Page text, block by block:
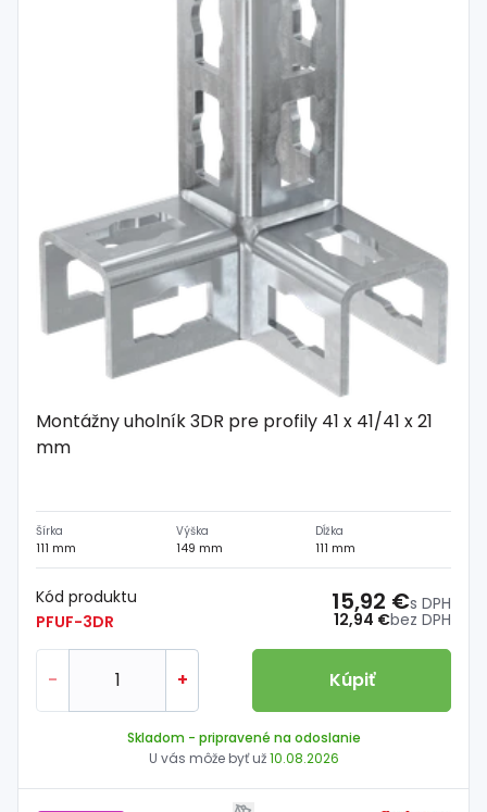
Montážny uholník 3DR pre profily 41 x 41/41 x 21
mm
Šírka
111 mm
Výška
149 mm
Dĺžka
111 mm
Kód produktu
PFUF-3DR
12,94 €bez DPH
15,92 €s DPH
- + Kúpiť
Skladom - pripravené na odoslanie
U vás môže byť už10.08.2026